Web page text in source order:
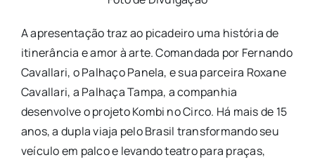
A apresentação traz ao picadeiro uma história de
itinerância e amor à arte. Comandada por Fernando
Cavallari, o Palhaço Panela, e sua parceira Roxane
Cavallari, a Palhaça Tampa, a companhia
desenvolve o projeto Kombi no Circo. Há mais de 15
anos, a dupla viaja pelo Brasil transformando seu
veículo em palco e levando teatro para praças,